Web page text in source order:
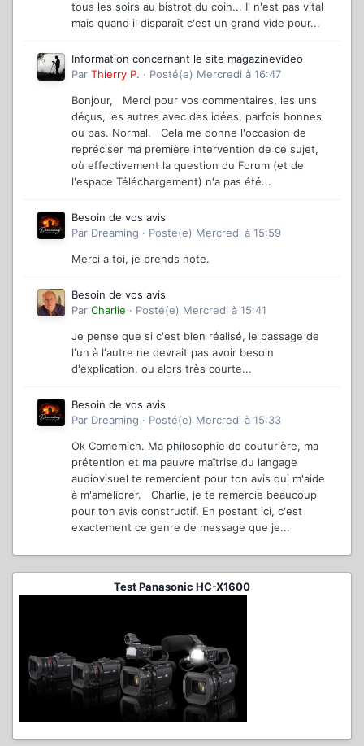
tous les soirs au bistrot du coin... Il n'est pas vital
mais quand il disparaît c'est un grand vide pour...
Information concernant le site magazinevideo
Par Thierry P. · Posté(e) Mercredi à 16:47
Bonjour, Merci pour vos commentaires, les uns
déçus, les autres avec des idées, parfois bonnes
ou pas. Normal. Cela me donne l'occasion de
repréciser ma première intervention de ce sujet,
où effectivement la question du Forum (et de
l'espace Téléchargement) n'a pas été...
Besoin de vos avis
Par Dreaming · Posté(e) Mercredi à 15:59
Merci a toi, je prends note.
Besoin de vos avis
Par Charlie · Posté(e) Mercredi à 15:41
Je pense que si c'est bien réalisé, le passage de
l'un à l'autre ne devrait pas avoir besoin
d'explication, ou alors très courte...
Besoin de vos avis
Par Dreaming · Posté(e) Mercredi à 15:33
Ok Comemich. Ma philosophie de couturière, ma
prétention et ma pauvre maîtrise du langage
audiovisuel te remercient pour ton avis qui m'aide
à m'améliorer. Charlie, je te remercie beaucoup
pour ton avis constructif. En postant ici, c'est
exactement ce genre de message que je...
Test Panasonic HC-X1600